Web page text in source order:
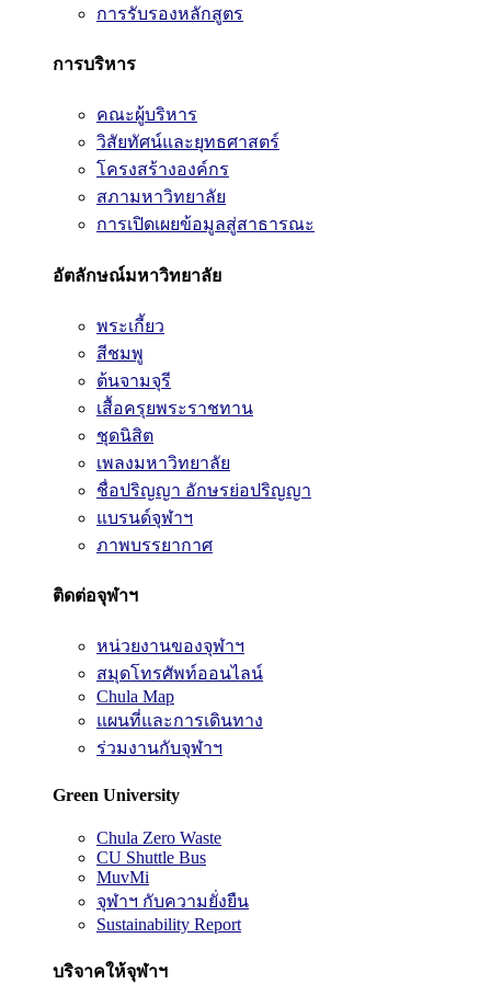
การรับรองหลักสูตร
การบริหาร
คณะผู้บริหาร
วิสัยทัศน์และยุทธศาสตร์
โครงสร้างองค์กร
สภามหาวิทยาลัย
การเปิดเผยข้อมูลสู่สาธารณะ
อัตลักษณ์มหาวิทยาลัย
พระเกี้ยว
สีชมพู
ต้นจามจุรี
เสื้อครุยพระราชทาน
ชุดนิสิต
เพลงมหาวิทยาลัย
ชื่อปริญญา อักษรย่อปริญญา
แบรนด์จุฬาฯ
ภาพบรรยากาศ
ติดต่อจุฬาฯ
หน่วยงานของจุฬาฯ
สมุดโทรศัพท์ออนไลน์
Chula Map
แผนที่และการเดินทาง
ร่วมงานกับจุฬาฯ
Green University
Chula Zero Waste
CU Shuttle Bus
MuvMi
จุฬาฯ กับความยั่งยืน
Sustainability Report
บริจาคให้จุฬาฯ